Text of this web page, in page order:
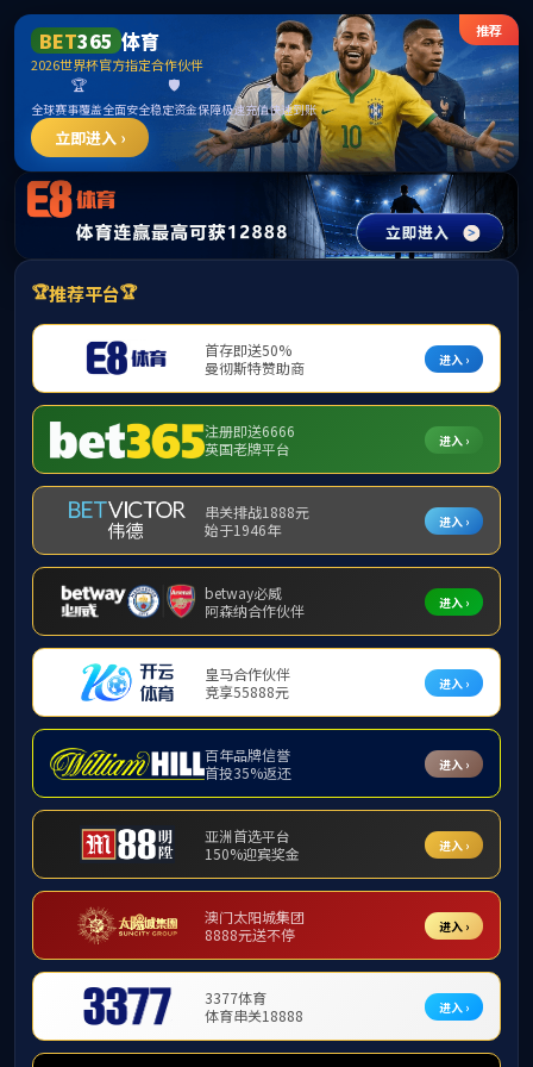
365英国上市公司(CHN-VIP认证)官网|Official
Website
提示：访问地址无效，allen-bradley-powerflex-70-20ae2p7f0aynnnc0
找不到对应的栏目！
首页